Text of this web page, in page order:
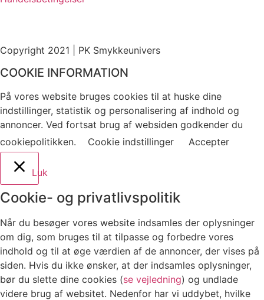
Copyright 2021 | PK Smykkeunivers
COOKIE INFORMATION
På vores website bruges cookies til at huske dine
indstillinger, statistik og personalisering af indhold og
annoncer. Ved fortsat brug af websiden godkender du
cookiepolitikken.
Cookie indstillinger Accepter
Luk
Cookie- og privatlivspolitik
Når du besøger vores website indsamles der oplysninger
om dig, som bruges til at tilpasse og forbedre vores
indhold og til at øge værdien af de annoncer, der vises på
siden. Hvis du ikke ønsker, at der indsamles oplysninger,
bør du slette dine cookies (se vejledning) og undlade
videre brug af websitet. Nedenfor har vi uddybet, hvilke